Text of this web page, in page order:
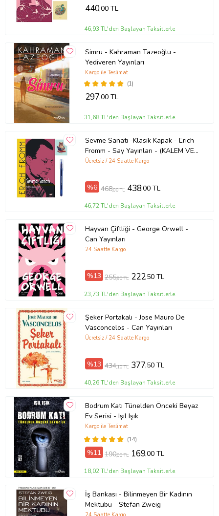
440,00 TL
46,93 TL'den Başlayan Taksitlerle
Simru - Kahraman Tazeoğlu -
Yediveren Yayınları
(1)
Kargo ile Teslimat
297,00 TL
31,68 TL'den Başlayan Taksitlerle
Sevme Sanatı -Klasik Kapak - Erich
Fromm - Say Yayınları - (KALEM VE
NOT DEFTERLİ) (Renksiz)
Ücretsiz / 24 Saatte Kargo
%6 468,00 TL 438,00 TL
46,72 TL'den Başlayan Taksitlerle
Hayvan Çiftliği - George Orwell -
Can Yayınları
24 Saatte Kargo
%13 255,90 TL 222,50 TL
23,73 TL'den Başlayan Taksitlerle
Şeker Portakalı - Jose Mauro De
Vasconcelos - Can Yayınları
Ücretsiz / 24 Saatte Kargo
%13 434,10 TL 377,50 TL
40,26 TL'den Başlayan Taksitlerle
Bodrum Katı Tünelden Önceki Beyaz
Ev Serisi - Işıl Işık
(14)
Kargo ile Teslimat
%11 190,00 TL 169,00 TL
18,02 TL'den Başlayan Taksitlerle
İş Bankası - Bilinmeyen Bir Kadının
Mektubu - Stefan Zweig